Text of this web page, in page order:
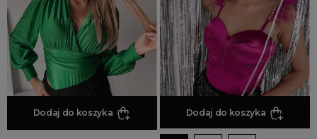
Dodaj do koszyka Dodaj do koszyka